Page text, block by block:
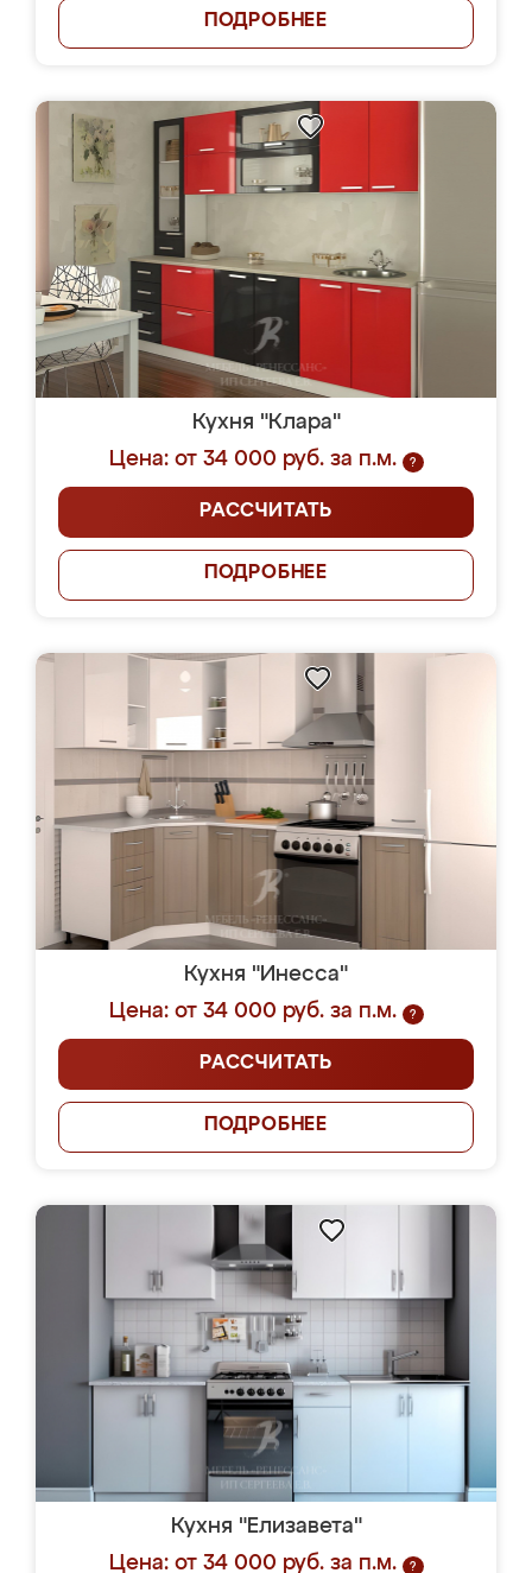
ПОДРОБНЕЕ
Кухня "Клара"
Цена: от 34 000 руб. за п.м.
?
РАССЧИТАТЬ
ПОДРОБНЕЕ
Кухня "Инесса"
Цена: от 34 000 руб. за п.м.
?
РАССЧИТАТЬ
ПОДРОБНЕЕ
Кухня "Елизавета"
Цена: от 34 000 руб. за п.м.
?